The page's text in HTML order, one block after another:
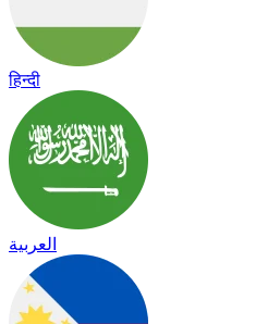
हिन्दी
العربية